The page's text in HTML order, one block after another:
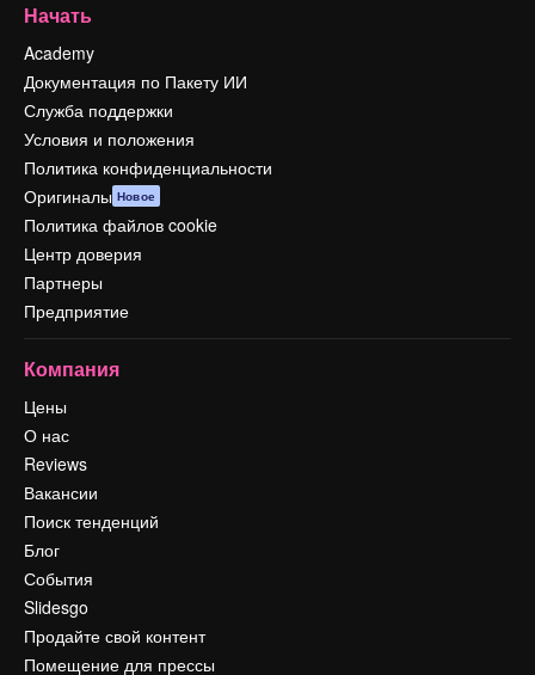
Начать
Academy
Документация по Пакету ИИ
Служба поддержки
Условия и положения
Политика конфиденциальности
Оригиналы Новое
Политика файлов cookie
Центр доверия
Партнеры
Предприятие
Компания
Цены
О нас
Reviews
Вакансии
Поиск тенденций
Блог
События
Slidesgo
Продайте свой контент
Помещение для прессы